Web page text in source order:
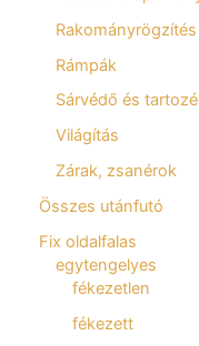
Rakományrögzítés
Rámpák
Sárvédő és
Világítás
Zárak, zsanérok
Összes utánfutó
Fix oldalfalas
egytengelyes
fékezetlen
fékezett